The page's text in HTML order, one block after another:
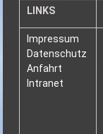
LINKS
Impressum
Datenschutz
Anfahrt
Intranet